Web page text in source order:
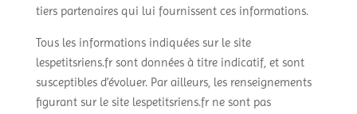
tiers partenaires qui lui fournissent ces informations.
Tous les informations indiquées sur le site
lespetitsriens.fr sont données à titre indicatif, et sont
susceptibles d’évoluer. Par ailleurs, les renseignements
figurant sur le site lespetitsriens.fr ne sont pas